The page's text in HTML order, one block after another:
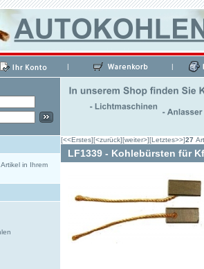
| |
in Ihrem
[<<Erstes][<zurück][weiter>][Letztes>>]27
LF1339 - Kohlebürsten für